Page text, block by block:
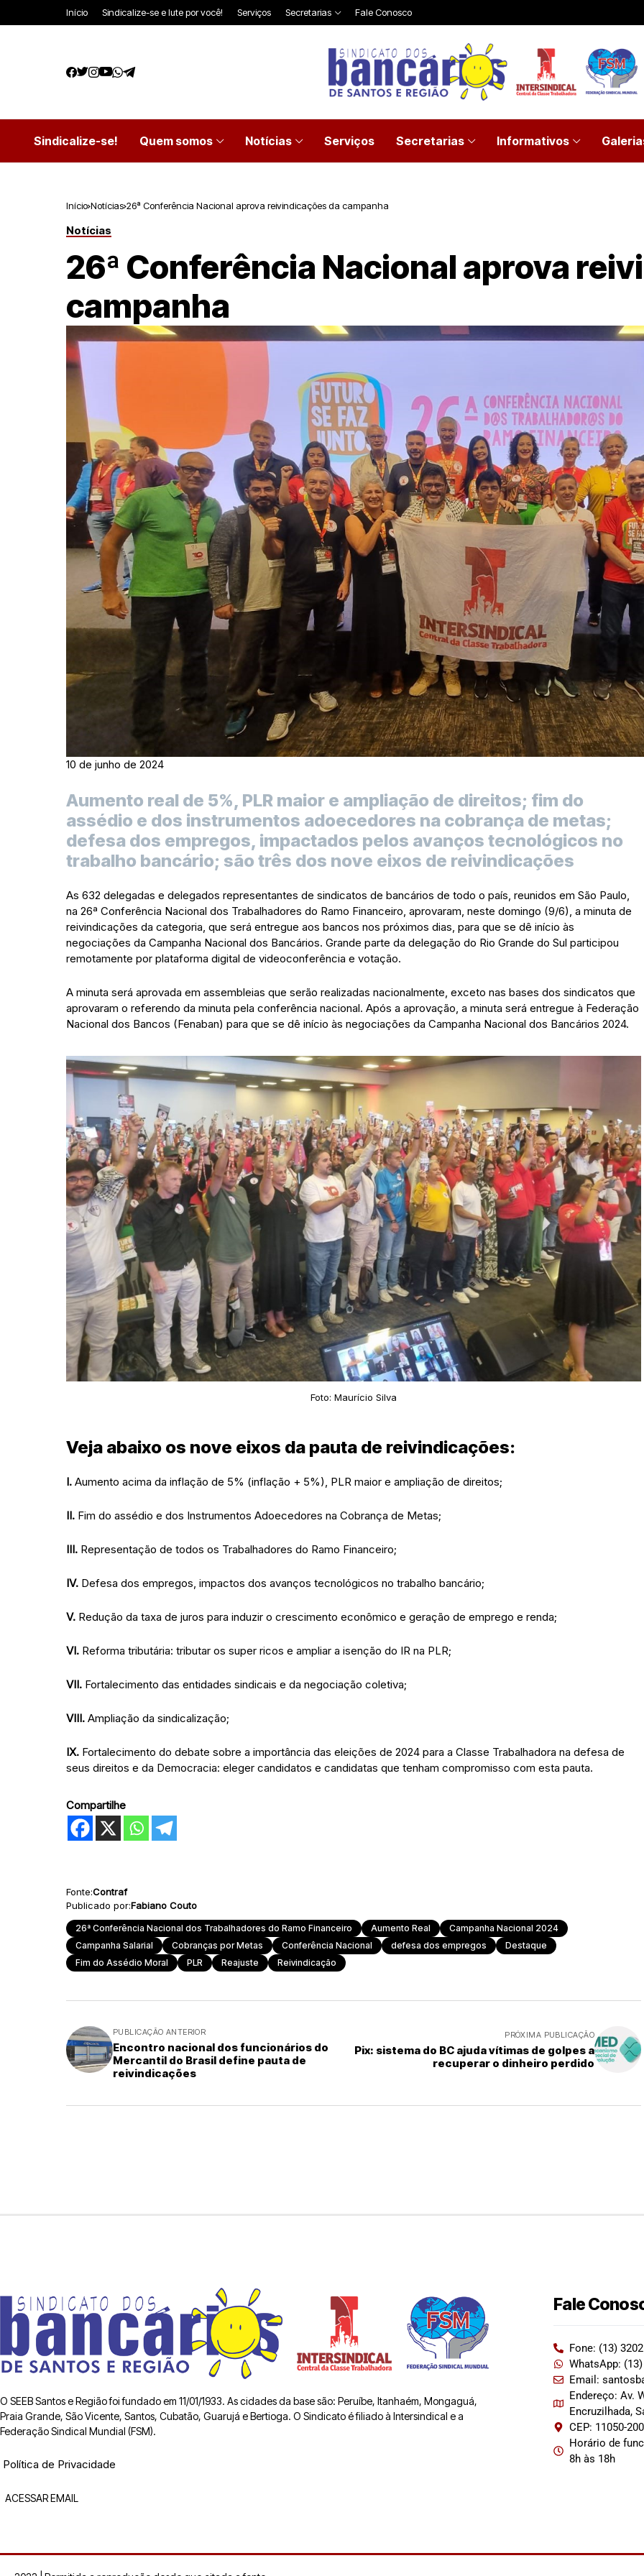
Início Sindicalize-se e lute por você! Serviços Secretarias Fale Conosco
Sindicalize-se! Quem somos Notícias Serviços Secretarias Informativos
Início Notícias 26ª Conferência Nacional aprova reivindicações da campanha
Notícias
26ª Conferência Nacional aprova
campanha
10 de junho de 2024
Aumento real de 5%, PLR maior e ampliação de direitos; fim do
assédio e dos instrumentos adoecedores na cobrança de metas;
defesa dos empregos, impactados pelos avanços tecnológicos no
trabalho bancário; são três dos nove eixos de reivindicações
As 632 delegadas e delegados representantes de sindicatos de bancários de todo o país, reunidos em São Paulo,
na 26ª Conferência Nacional dos Trabalhadores do Ramo Financeiro, aprovaram, neste domingo (9/6), a minuta de
reivindicações da categoria, que será entregue aos bancos nos próximos dias, para que se dê início às
negociações da Campanha Nacional dos Bancários. Grande parte da delegação do Rio Grande do Sul participou
remotamente por plataforma digital de videoconferência e votação.
A minuta será aprovada em assembleias que serão realizadas nacionalmente, exceto nas bases dos sindicatos que
aprovaram o referendo da minuta pela conferência nacional. Após a aprovação, a minuta será entregue à Federação
Nacional dos Bancos (Fenaban) para que se dê início às negociações da Campanha Nacional dos Bancários 2024.
Foto: Maurício Silva
Veja abaixo os nove eixos da pauta de reivindicações:
I. Aumento acima da inflação de 5% (inflação + 5%), PLR maior e ampliação de direitos;
II. Fim do assédio e dos Instrumentos Adoecedores na Cobrança de Metas;
III. Representação de todos os Trabalhadores do Ramo Financeiro;
IV. Defesa dos empregos, impactos dos avanços tecnológicos no trabalho bancário;
V. Redução da taxa de juros para induzir o crescimento econômico e geração de emprego e renda;
VI. Reforma tributária: tributar os super ricos e ampliar a isenção do IR na PLR;
VII. Fortalecimento das entidades sindicais e da negociação coletiva;
VIII. Ampliação da sindicalização;
IX. Fortalecimento do debate sobre a importância das eleições de 2024 para a Classe Trabalhadora na defesa de
seus direitos e da Democracia: eleger candidatos e candidatas que tenham compromisso com esta pauta.
Compartilhe
Fonte:Contraf
Publicado por:Fabiano Couto
26ª Conferência Nacional dos Trabalhadores do Ramo Financeiro Aumento Real
Campanha Nacional 2024
Campanha Salarial
Cobranças por Metas Conferência Nacional defesa dos empregos
Destaque
Fim do Assédio Moral
PLR Reajuste Reivindicação
PUBLICAÇÃO ANTERIOR
Encontro nacional dos funcionários do
Mercantil do Brasil define pauta de
reivindicações
PRÓXIMA PUBLICAÇÃO
Pix: sistema do BC ajuda vítimas de golpes a
recuperar o dinheiro perdido
O SEEB Santos e Região foi fundado em 11/01/1933. As cidades da base são: Peruíbe, Itanhaém, Mongaguá,
Praia Grande, São Vicente, Santos, Cubatão, Guarujá e Bertioga. O Sindicato é filiado à Intersindical e a
Federação Sindical Mundial (FSM).
Política de Privacidade
ACESSAR EMAIL
Fale
Fone: (13)
WhatsApp:
Email:
Endereço: Av.
Encruzilhada,
CEP: 11050-200
Horário de
8h às 18h